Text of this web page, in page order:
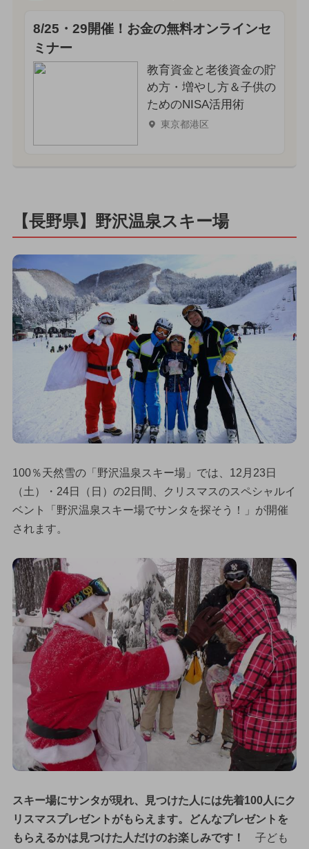
8/25・29開催！お金の無料オンラインセ
ミナー
教育資金と老後資金の貯
め方・増やし方＆子供の
ためのNISA活用術
東京都港区
【長野県】野沢温泉スキー場
100％天然雪の「野沢温泉スキー場」では、12月23日
（土）・24日（日）の2日間、クリスマスのスペシャルイ
ベント「野沢温泉スキー場でサンタを探そう！」が開催
されます。
スキー場にサンタが現れ、見つけた人には先着100人にク
リスマスプレゼントがもらえます。どんなプレゼントを
もらえるかは見つけた人だけのお楽しみです！
子ども